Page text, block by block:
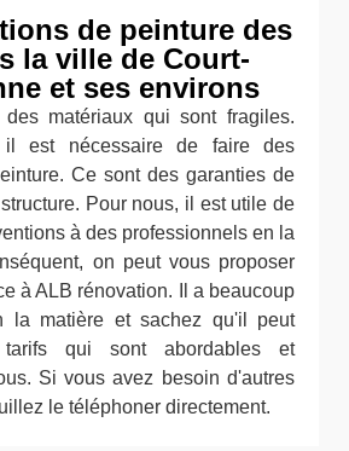
de peinture des
la ville de Court-
et ses environs
matériaux qui sont fragiles.
est nécessaire de faire des
Ce sont des garanties de
Pour nous, il est utile de
à des professionnels en la
on peut vous proposer
à ALB rénovation. Il a beaucoup
la matière et sachez qu'il peut
tarifs qui sont abordables et
Si vous avez besoin d'autres
le téléphoner directement.